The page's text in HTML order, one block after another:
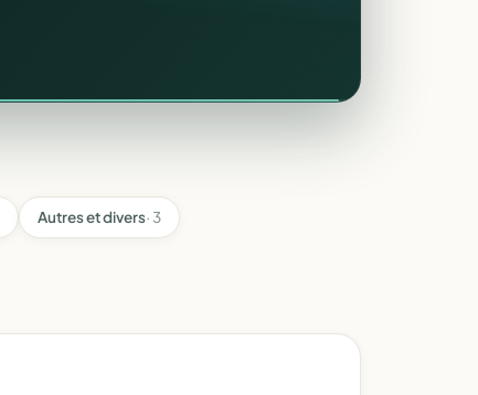
Autres et divers· 3